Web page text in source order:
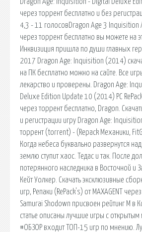
через торрент бесплатно и без
4,3 - 11 голосовDragon Age 3 Inquisition
через торрент бесплатно вы можете на
Инквизиция пришла по души главных
2017 Dragon Age: Inquisition (2014)
на ПК бесплатно можно на сайте. Все
лекарство и проверены. Dragon Age:
Deluxe Edition Update 10 (2014) PC
через торрент бесплатно, Dragon.
и регистрации игру Dragon Age:
торрент (torrent) - (Repack Механики,
Когда небеса буквально развернутся
землю ступит хаос. Тедас и так. После
потерянного наследника в Восточной и
Кейт Уолкер. Скачать эксклюзивные
игр, Репаки (RePack's) от MAXAGENT
Samurai Shodown присвоен рейтинг М в
статье описаны лучшие игры с
#ОБЗОР входит ТОП-15 игр по мнению.